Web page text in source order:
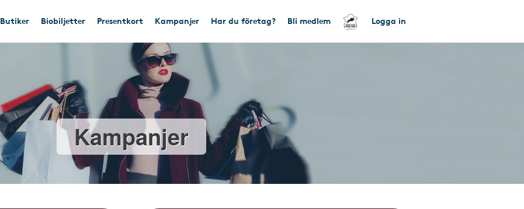
Butiker Biobiljetter Presentkort Kampanjer Har du företag? Bli medlem Logga in
Kampanjer